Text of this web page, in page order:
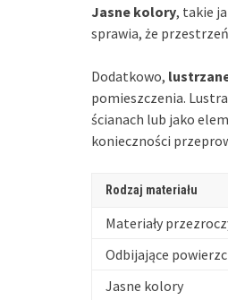
Jasne kolory, takie
sprawia, że
Dodatkowo,
pomieszczenia.
ścianach lub jako
konieczności
Rodzaj materiału
Materiały
Odbijające
Jasne kolory